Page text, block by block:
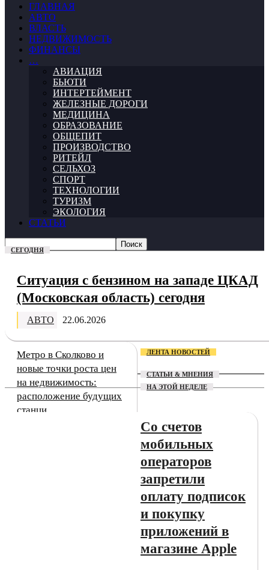
ГЛАВНАЯ
АВТО
ВЛАСТЬ
НЕДВИЖИМОСТЬ
ФИНАНСЫ
…
АВИАЦИЯ
БЬЮТИ
ИНТЕРТЕЙМЕНТ
ЖЕЛЕЗНЫЕ ДОРОГИ
МЕДИЦИНА
ОБРАЗОВАНИЕ
ОБЩЕПИТ
ПРОИЗВОДСТВО
РИТЕЙЛ
СЕЛЬХОЗ
СПОРТ
ТЕХНОЛОГИИ
ТУРИЗМ
ЭКОЛОГИЯ
СТАТЬИ
СЕГОДНЯ
Ситуация с бензином на западе ЦКАД
(Московская область) сегодня
АВТО 22.06.2026
Метро в Сколково и
новые точки роста цен
на недвижимость:
расположение будущих
станци...
ЛЕНТА НОВОСТЕЙ
СТАТЬИ & МНЕНИЯ
НА ЭТОЙ НЕДЕЛЕ
Со счетов
мобильных
операторов
запретили
оплату подписок
и покупку
приложений в
магазине Apple